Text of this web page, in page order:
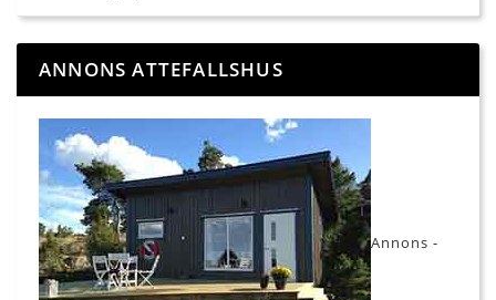
ANNONS ATTEFALLSHUS
Annons -